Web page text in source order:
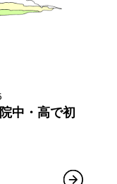
中・高で初